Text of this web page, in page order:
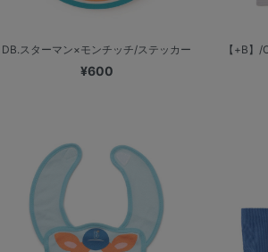
DB.スターマン×モンチッチ/ステッカー
¥600
【+B】